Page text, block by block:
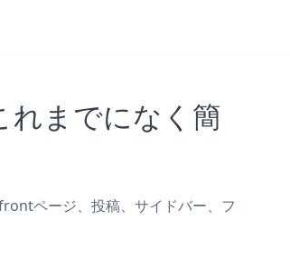
までになく簡
ページ、投稿、サイドバー、フ